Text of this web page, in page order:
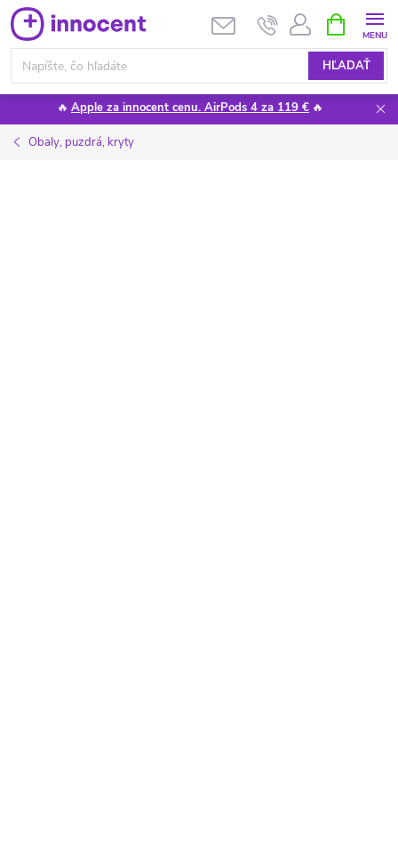
Prejsť
na
obsah
HĽADAŤ
KOŠÍK
🔥 Apple za innocent cenu. AirPods 4 za 119 € 🔥
Obaly, puzdrá, kryty